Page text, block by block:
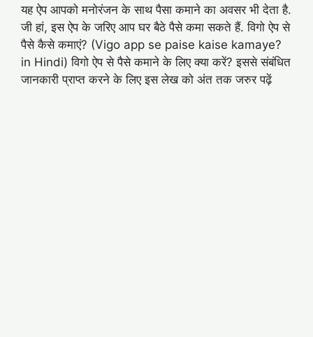
यह ऐप आपको मनोरंजन के साथ पैसा कमाने का अवसर भी देता है.
जी हां, इस ऐप के जरिए आप घर बैठे पैसे कमा सकते हैं. विगो ऐप से
पैसे कैसे कमाएं? (Vigo app se paise kaise kamaye?
in Hindi) विगो ऐप से पैसे कमाने के लिए क्या करें? इससे संबंधित
जानकारी प्राप्त करने के लिए इस लेख को अंत तक जरुर पढ़ें